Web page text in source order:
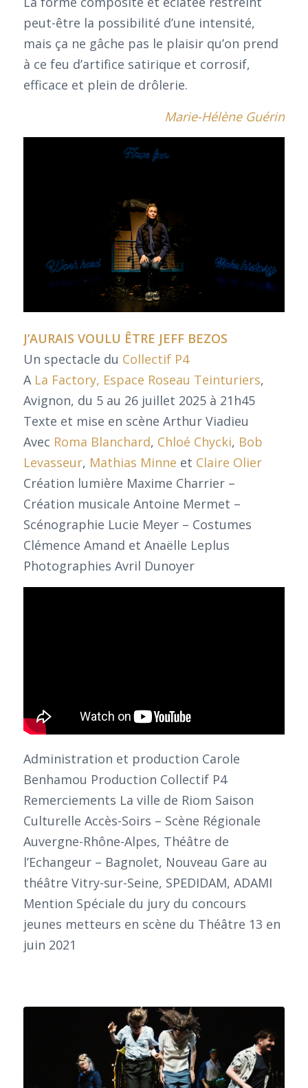
peut-être la possibilité d’une intensité,
mais ça ne gâche pas le plaisir qu’on prend
à ce feu d’artifice satirique et corrosif,
efficace et plein de drôlerie.
Marie-Hélène Guérin
J’AURAIS VOULU ÊTRE JEFF BEZOS
Un spectacle du Collectif P4
A La Factory, Espace Roseau Teinturiers,
Avignon, du 5 au 26 juillet 2025 à 21h45
Texte et mise en scène Arthur Viadieu
Avec Roma Blanchard, Chloé Chycki, Bob
Levasseur, Mathias Minne et Claire Olier
Création lumière Maxime Charrier –
Création musicale Antoine Mermet –
Scénographie Lucie Meyer – Costumes
Clémence Amand et Anaëlle Leplus
Photographies Avril Dunoyer
Administration et production Carole
Benhamou Production Collectif P4
Remerciements La ville de Riom Saison
Culturelle Accès-Soirs – Scène Régionale
Auvergne-Rhône-Alpes, Théâtre de
l’Echangeur – Bagnolet, Nouveau Gare au
théâtre Vitry-sur-Seine, SPEDIDAM, ADAMI
Mention Spéciale du jury du concours
jeunes metteurs en scène du Théâtre 13 en
juin 2021